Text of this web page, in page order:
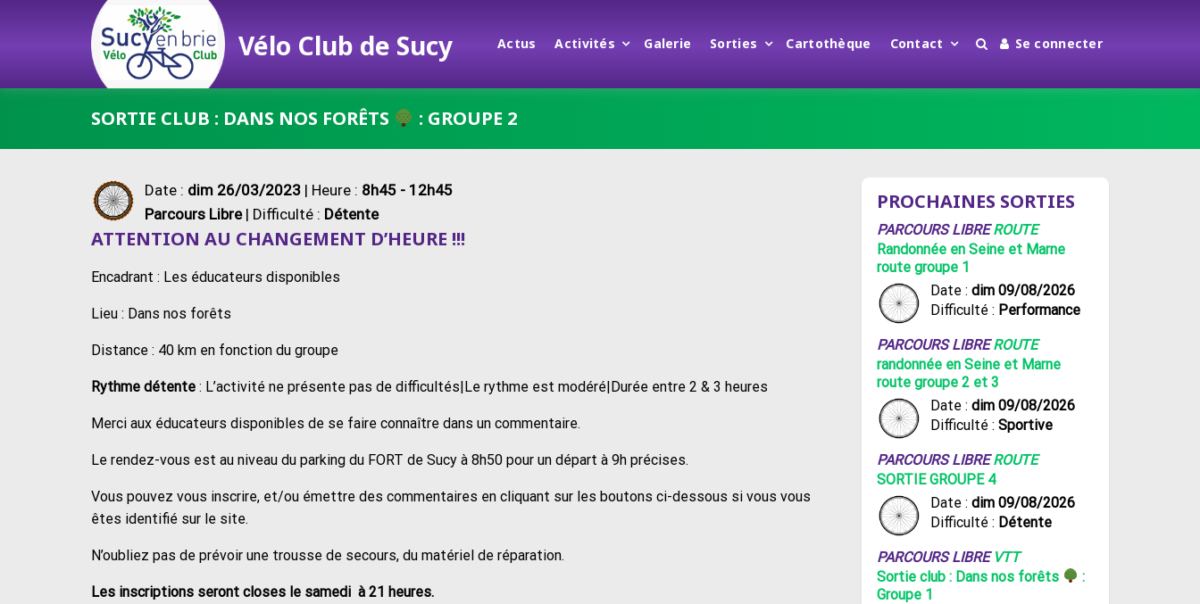
Vélo Club de Sucy Actus Activités Galerie Sorties Cartothèque Contact Se connecter
SORTIE CLUB : DANS NOS FORÊTS : GROUPE 2
Date : dim 26/03/2023 | Heure : 8h45 - 12h45
Parcours Libre| Difficulté : Détente
ATTENTION AU CHANGEMENT D’HEURE !!!
Encadrant : Les éducateurs disponibles
Lieu : Dans nos forêts
Distance : 40 km en fonction du groupe
Rythme détente : L’activité ne présente pas de difficultés|Le rythme est modéré|Durée entre 2 & 3 heures
Merci aux éducateurs disponibles de se faire connaître dans un commentaire.
Le rendez-vous est au niveau du parking du FORT de Sucy à 8h50 pour un départ à 9h précises.
Vous pouvez vous inscrire, et/ou émettre des commentaires en cliquant sur les boutons ci-dessous si vous vous
êtes identifié sur le site.
N’oubliez pas de prévoir une trousse de secours, du matériel de réparation.
Les inscriptions seront closes le samedi à 21 heures.
PROCHAINES SORTIES
PARCOURS LIBREROUTE
Randonnée en Seine et Marne
route groupe 1
Date : dim 09/08/2026
Difficulté : Performance
PARCOURS LIBREROUTE
randonnée en Seine et Marne
route groupe 2 et 3
Date : dim 09/08/2026
Difficulté : Sportive
PARCOURS LIBREROUTE
SORTIE GROUPE 4
Date : dim 09/08/2026
Difficulté : Détente
PARCOURS LIBRE VTT
Sortie club : Dans nos forêts
:
Groupe 1